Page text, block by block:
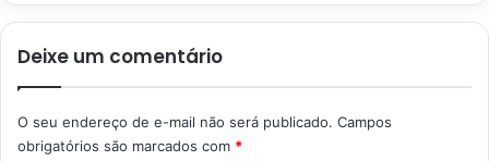
Deixe um comentário
O seu endereço de e-mail não será publicado. Campos
obrigatórios são marcados com *